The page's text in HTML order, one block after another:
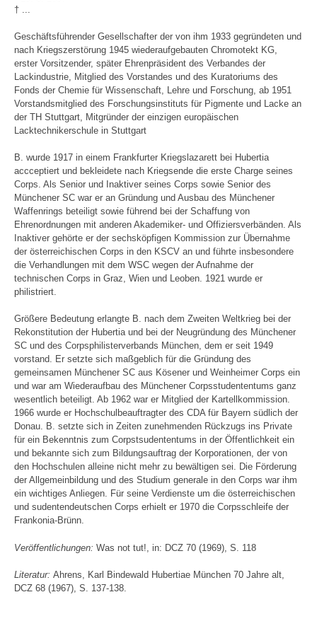
† ...
Geschäftsführender Gesellschafter der von ihm 1933 gegründeten und
nach Kriegszerstörung 1945 wiederaufgebauten Chromotekt KG,
erster Vorsitzender, später Ehrenpräsident des Verbandes der
Lackindustrie, Mitglied des Vorstandes und des Kuratoriums des
Fonds der Chemie für Wissenschaft, Lehre und Forschung, ab 1951
Vorstandsmitglied des Forschungsinstituts für Pigmente und Lacke an
der TH Stuttgart, Mitgründer der einzigen europäischen
Lacktechnikerschule in Stuttgart
B. wurde 1917 in einem Frankfurter Kriegslazarett bei Hubertia
accceptiert und bekleidete nach Kriegsende die erste Charge seines
Corps. Als Senior und Inaktiver seines Corps sowie Senior des
Münchener SC war er an Gründung und Ausbau des Münchener
Waffenrings beteiligt sowie führend bei der Schaffung von
Ehrenordnungen mit anderen Akademiker- und Offiziersverbänden. Als
Inaktiver gehörte er der sechsköpfigen Kommission zur Übernahme
der österreichischen Corps in den KSCV an und führte insbesondere
die Verhandlungen mit dem WSC wegen der Aufnahme der
technischen Corps in Graz, Wien und Leoben. 1921 wurde er
philistriert.
Größere Bedeutung erlangte B. nach dem Zweiten Weltkrieg bei der
Rekonstitution der Hubertia und bei der Neugründung des Münchener
SC und des Corpsphilisterverbands München, dem er seit 1949
vorstand. Er setzte sich maßgeblich für die Gründung des
gemeinsamen Münchener SC aus Kösener und Weinheimer Corps ein
und war am Wiederaufbau des Münchener Corpsstudententums ganz
wesentlich beteiligt. Ab 1962 war er Mitglied der Kartellkommission.
1966 wurde er Hochschulbeauftragter des CDA für Bayern südlich der
Donau. B. setzte sich in Zeiten zunehmenden Rückzugs ins Private
für ein Bekenntnis zum Corpstsudententums in der Öffentlichkeit ein
und bekannte sich zum Bildungsauftrag der Korporationen, der von
den Hochschulen alleine nicht mehr zu bewältigen sei. Die Förderung
der Allgemeinbildung und des Studium generale in den Corps war ihm
ein wichtiges Anliegen. Für seine Verdienste um die österreichischen
und sudentendeutschen Corps erhielt er 1970 die Corpsschleife der
Frankonia-Brünn.
Veröffentlichungen: Was not tut!, in: DCZ 70 (1969), S. 118
Literatur: Ahrens, Karl Bindewald Hubertiae München 70 Jahre alt,
DCZ 68 (1967), S. 137-138.